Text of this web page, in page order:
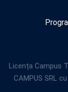
Licența Campus
CAMPUS SRL